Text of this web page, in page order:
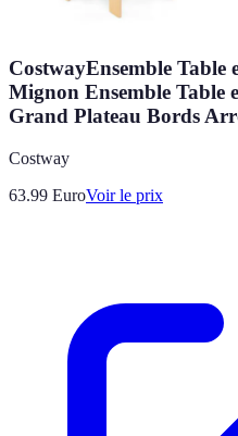
CostwayEnsemble Table
Mignon Ensemble Table
Grand Plateau Bords
Costway
63.99 EuroVoir le prix